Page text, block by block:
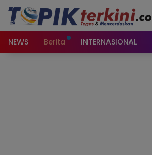
Langsung
konten
NEWS
Berita INTERNASIONAL